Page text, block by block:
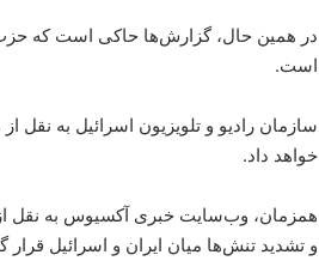
در همین حال، گزارش‌ها حاکی است که
است.
سازمان رادیو و تلویزیون اسرائیل به
خواهد داد.
همزمان، وب‌سایت خبری آکسیوس به نقل از
و تشدید تنش‌ها میان ایران و اسرائیل